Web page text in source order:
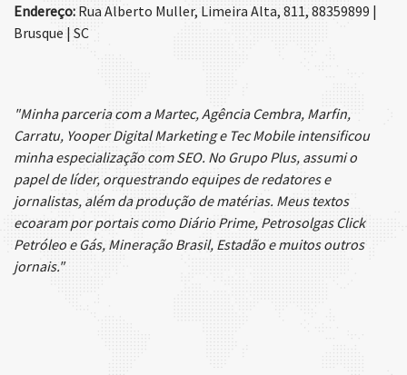
Endereço: Rua Alberto Muller, Limeira Alta, 811, 88359899 |
Brusque | SC
"Minha parceria com a Martec, Agência Cembra, Marfin,
Carratu, Yooper Digital Marketing e Tec Mobile intensificou
minha especialização com SEO. No Grupo Plus, assumi o
papel de líder, orquestrando equipes de redatores e
jornalistas, além da produção de matérias. Meus textos
ecoaram por portais como Diário Prime, Petrosolgas Click
Petróleo e Gás, Mineração Brasil, Estadão e muitos outros
jornais."